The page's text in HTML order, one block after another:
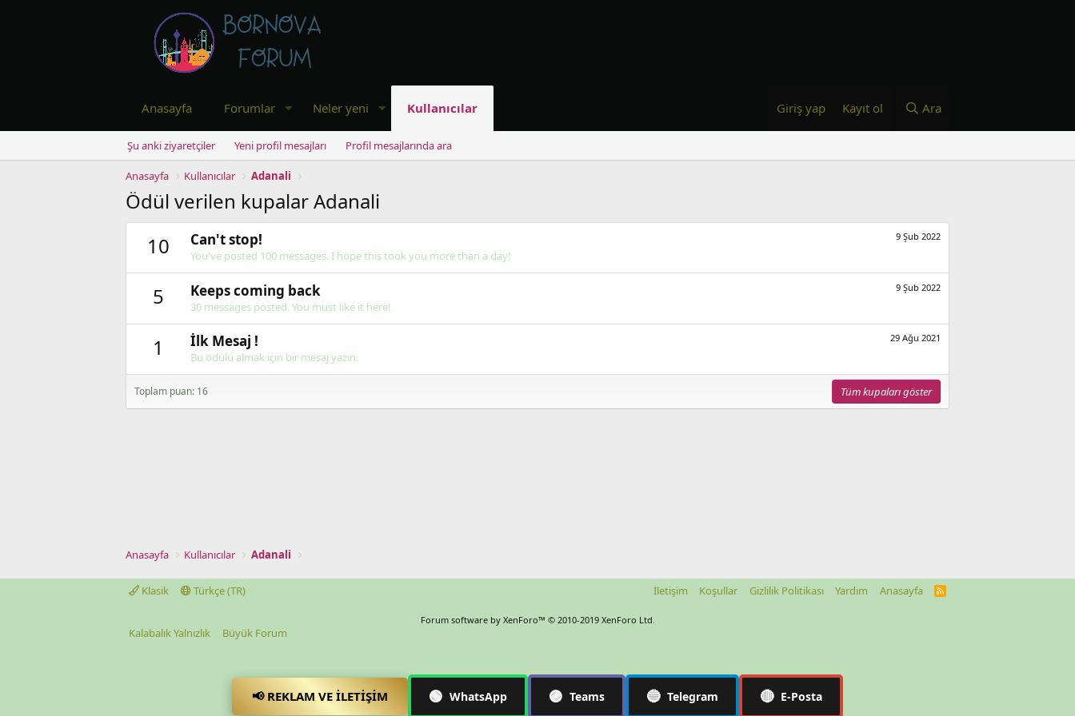
Anasayfa Forumlar Neler yeni Kullanıcılar Giriş yap Kayıt ol Ara
Şu anki ziyaretçiler Yeni profil mesajları Profil mesajlarında ara
Anasayfa Kullanıcılar Adanali
Ödül verilen kupalar Adanali
10
9 Şub 2022
Can't stop!
You've posted 100 messages. I hope this took you more than a day!
5 9 Şub 2022
Keeps coming back
30 messages posted. You must like it here!
1 29 Ağu 2021
İlk Mesaj !
Bu ödülü almak için bir mesaj yazın.
Toplam puan: 16 Tüm kupaları göster
Anasayfa Kullanıcılar Adanali
Klasik Türkçe (TR) İletişim Koşullar Gizlilik Politikası Yardım Anasayfa
R
Forum software by XenForo™ © 2010-2019 XenForo Ltd.
Kalabalık Yalnızlık Büyük Forum
📢 REKLAM VE İLETIŞIM 🟢 WhatsApp 🟣 Teams 🔵 Telegram 🔴 E-Posta